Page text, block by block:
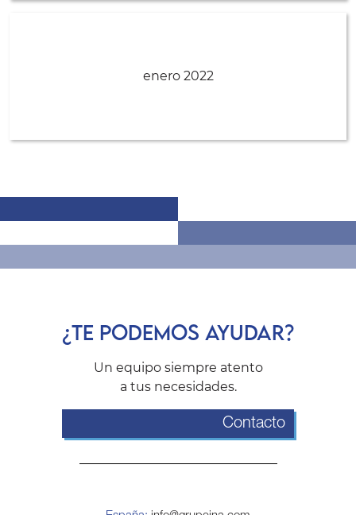
enero 2022
¿TE PODEMOS AYUDAR?
Un equipo siempre atento
a tus necesidades.
Contacto